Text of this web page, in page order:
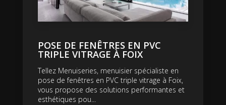
POSE DE FENÊTRES EN PVC
TRIPLE VITRAGE À FOIX
Tellez Menuiseries, menuisier spécialiste en
pose de fenêtres en PVC triple vitrage à Foix,
vous propose des solutions performantes et
esthétiques pou...